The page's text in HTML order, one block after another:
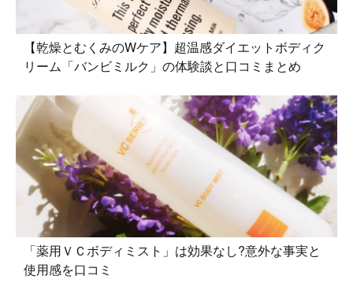
【乾燥とむくみのWケア】超温感ダイエットボディク
リーム「バンビミルク」の体験談と口コミまとめ
「薬用ＶＣボディミスト」は効果なし?意外な事実と
使用感を口コミ